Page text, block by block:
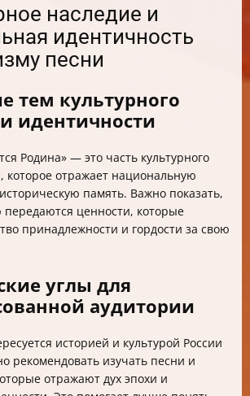
наследие и
идентичность
песни
тем культурного
идентичности
Родина» — это часть культурного
которое отражает национальную
память. Важно показать,
ценности, которые
принадлежности и гордости за свою
углы для
аудитории
историей и культурой России
рекомендовать изучать песни и
отражают дух эпохи и